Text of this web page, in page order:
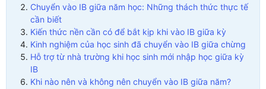
Chuyển vào IB giữa năm học: Những thách thức thực tế
cần biết
Kiến thức nền cần có để bắt kịp khi vào IB giữa kỳ
Kinh nghiệm của học sinh đã chuyển vào IB giữa chừng
Hỗ trợ từ nhà trường khi học sinh mới nhập học giữa kỳ
IB
Khi nào nên và không nên chuyển vào IB giữa năm?